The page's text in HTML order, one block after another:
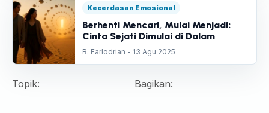
Kecerdasan Emosional
Berhenti Mencari, Mulai Menjadi:
Cinta Sejati Dimulai di Dalam
R. Farlodrian - 13 Agu 2025
Topik: Bagikan: